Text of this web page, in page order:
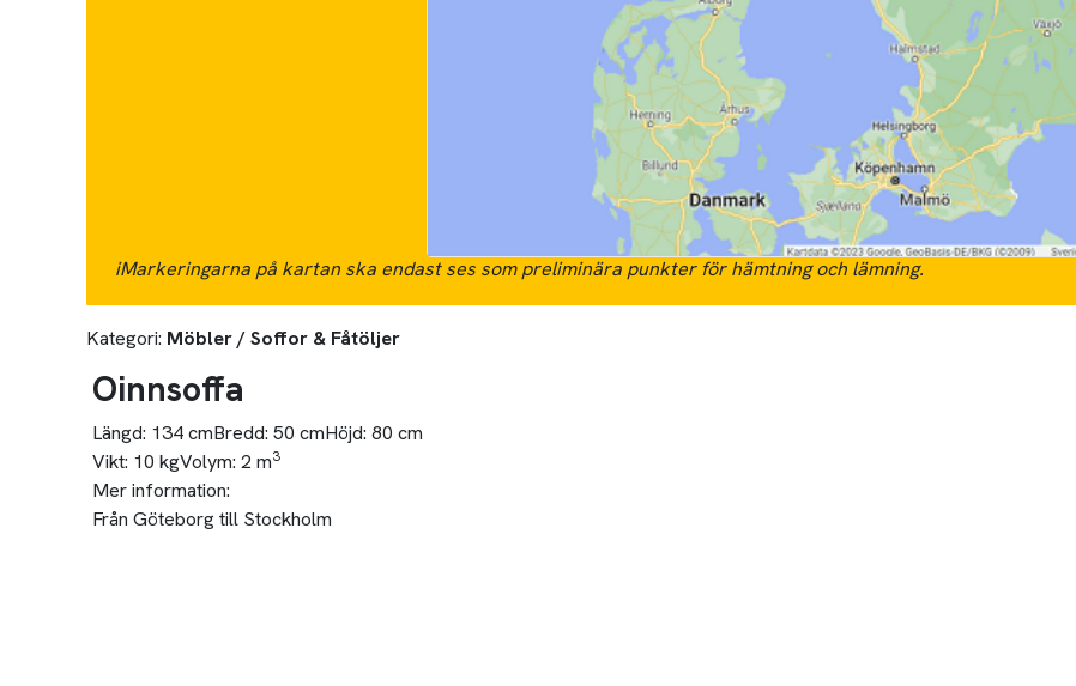
iMarkeringarna på kartan ska endast ses som preliminära punkter för hämtning och lämning.
Kategori: Möbler / Soffor & Fåtöljer
Oinnsoffa
Längd: 134 cmBredd: 50 cmHöjd: 80 cm
Vikt: 10 kgVolym: 2 m3
Mer information:
Från Göteborg till Stockholm